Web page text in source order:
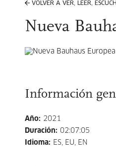
VOLVER A VER, LEER,
Nueva
Información
Año: 2021
Duración: 02:07:05
Idioma: ES, EU, EN